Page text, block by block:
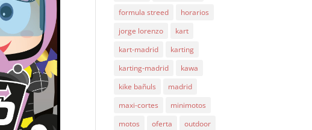
formula streed
horarios
jorge lorenzo
kart
kart-madrid
karting
karting-madrid
kawa
kike bañuls
madrid
maxi-cortes
minimotos
motos
oferta
outdoor